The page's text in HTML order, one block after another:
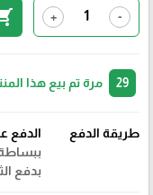
-
+
مرة تم بيع هذا
طريقة الدفع
الدفع
ببساطة
بدفع